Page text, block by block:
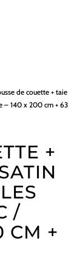
de couette + taie
– 140 x 200 cm + 63
+
/
CM +